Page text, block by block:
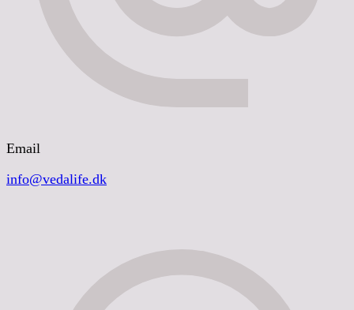
Email
info@vedalife.dk